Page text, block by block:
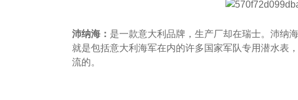
沛纳海： 是一款意大利品牌，生产厂却在瑞士。沛纳
就是包括意大利海军在内的许多国家军队专用潜水表
流的。